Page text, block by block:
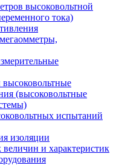
высоковольтной
тока)
(высоковольтные
испытаний
изоляции
и характеристик